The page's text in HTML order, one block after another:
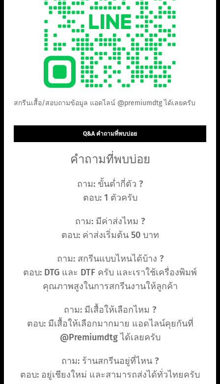
สกรีนเสื้อ/สอบถามข้อมูล แอดไลน์ @premiumdtg ได้เลยครับ
Q&A คำถามที่พบบ่อย
คำถามที่พบบ่อย
ถาม: ขั้นต่ำกี่ตัว ?
ตอบ: 1 ตัวครับ
ถาม: มีค่าส่งไหม ?
ตอบ: ค่าส่งเริ่มต้น 50 บาท
ถาม: สกรีนแบบไหนได้บ้าง ?
ตอบ: DTG และ DTF ครับ และเราใช้เครื่องพิมพ์
คุณภาพสูงในการสกรีนงานให้ลูกค้า
ถาม: มีเสื้อให้เลือกไหม ?
ตอบ: มีเสื้อให้เลือกมากมาย แอดไลน์คุยกันที่
@Premiumdtg ได้เลยครับ
ถาม: ร้านสกรีนอยู่ที่ไหน ?
ตอบ: อยู่เชียงใหม่ และสามารถส่งได้ทั่วไทยครับ